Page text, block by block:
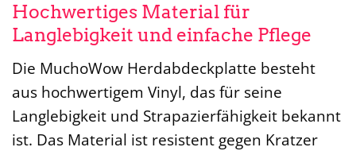
Hochwertiges Material für
Langlebigkeit und einfache Pflege
Die MuchoWow Herdabdeckplatte besteht
aus hochwertigem Vinyl, das für seine
Langlebigkeit und Strapazierfähigkeit bekannt
ist. Das Material ist resistent gegen Kratzer